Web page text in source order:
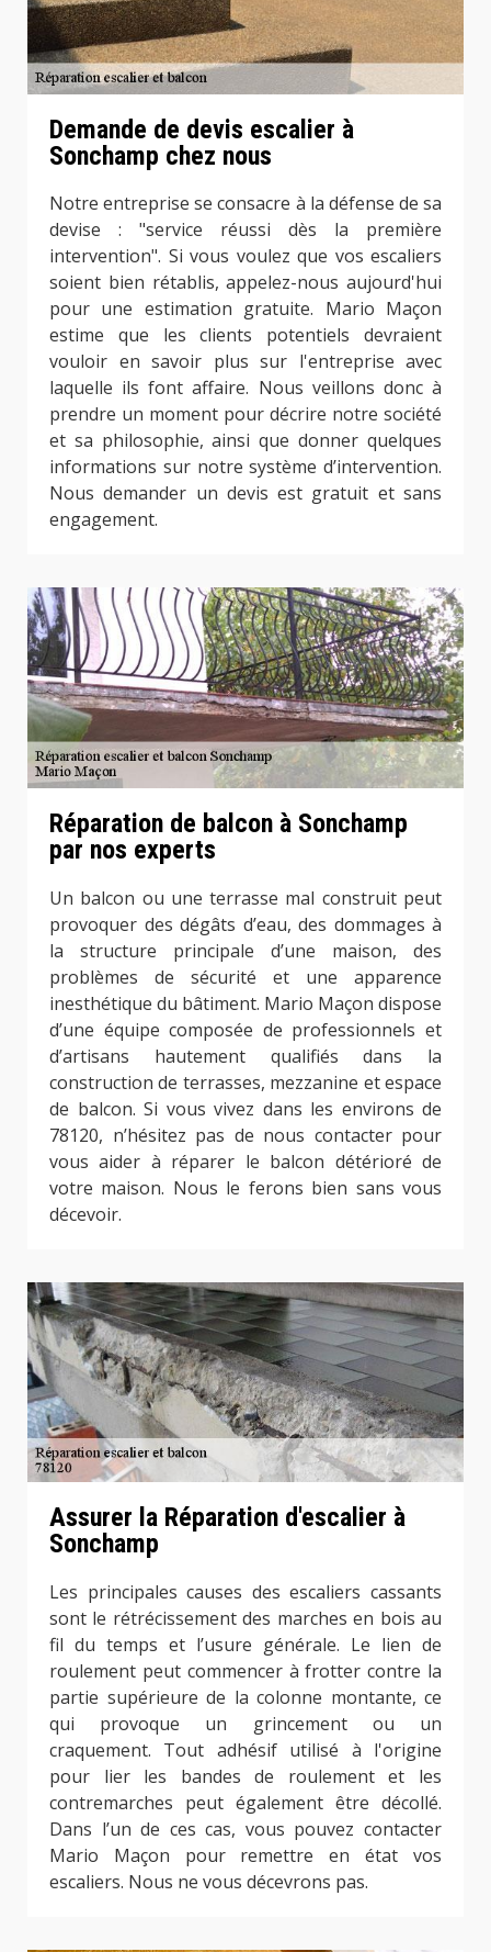
Demande de devis escalier à
Sonchamp chez nous
Notre entreprise se consacre à la défense de sa
devise : "service réussi dès la première
intervention". Si vous voulez que vos escaliers
soient bien rétablis, appelez-nous aujourd'hui
pour une estimation gratuite. Mario Maçon
estime que les clients potentiels devraient
vouloir en savoir plus sur l'entreprise avec
laquelle ils font affaire. Nous veillons donc à
prendre un moment pour décrire notre société
et sa philosophie, ainsi que donner quelques
informations sur notre système d’intervention.
Nous demander un devis est gratuit et sans
engagement.
Réparation de balcon à Sonchamp
par nos experts
Un balcon ou une terrasse mal construit peut
provoquer des dégâts d’eau, des dommages à
la structure principale d’une maison, des
problèmes de sécurité et une apparence
inesthétique du bâtiment. Mario Maçon dispose
d’une équipe composée de professionnels et
d’artisans hautement qualifiés dans la
construction de terrasses, mezzanine et espace
de balcon. Si vous vivez dans les environs de
78120, n’hésitez pas de nous contacter pour
vous aider à réparer le balcon détérioré de
votre maison. Nous le ferons bien sans vous
décevoir.
Assurer la Réparation d'escalier à
Sonchamp
Les principales causes des escaliers cassants
sont le rétrécissement des marches en bois au
fil du temps et l’usure générale. Le lien de
roulement peut commencer à frotter contre la
partie supérieure de la colonne montante, ce
qui provoque un grincement ou un
craquement. Tout adhésif utilisé à l'origine
pour lier les bandes de roulement et les
contremarches peut également être décollé.
Dans l’un de ces cas, vous pouvez contacter
Mario Maçon pour remettre en état vos
escaliers. Nous ne vous décevrons pas.